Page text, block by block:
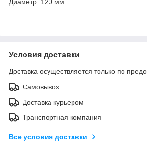
Диаметр: 120 мм
Условия доставки
Доставка осуществляется только по
Самовывоз
Доставка курьером
Транспортная компания
Все условия доставки